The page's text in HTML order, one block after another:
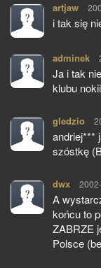
artjaw
i tak się
adminek
Ja i tak
klubu
gledzio
andriej***
szóstkę
dwx pisze:
A
końcu to
ZABRZE
Polsce